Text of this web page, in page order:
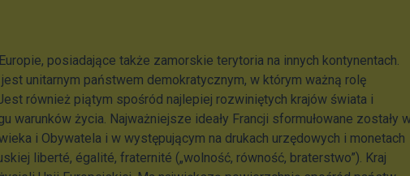
posiadające także zamorskie terytoria na innych kontynentach.
unitarnym państwem demokratycznym, w którym ważną rolę
również piątym spośród najlepiej rozwiniętych krajów świata i
warunków życia. Najważniejsze ideały Francji sformułowane zostały
i Obywatela i w występującym na drukach urzędowych i monetach
liberté, égalité, fraternité („wolność, równość, braterstwo”). Kraj